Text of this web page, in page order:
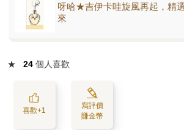
呀哈★吉伊卡哇旋風再起，精
來
★ 24 個人喜歡
喜歡+1
寫評價
賺金幣